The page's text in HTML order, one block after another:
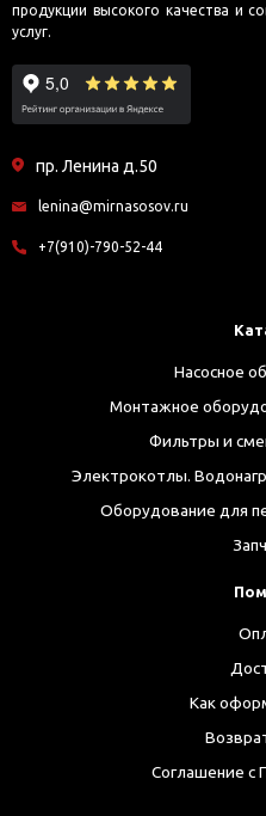
продукции высокого качества и
услуг.
пр. Ленина д.50
lenina@mirnasosov.ru
+7(910)-790-52-44
Насосное
Монтажное
Фильтры и
Электрокотлы.
Оборудование для
Как
Соглашение с